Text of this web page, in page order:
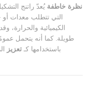
نظرة خاطفةيُعدّ راتنج
التي تتطلب معدات أو
الكيميائية
طويلة. كما أنه يتحمل
الميكانيكية لمادة PEEK باستخدامها كـتعزيز